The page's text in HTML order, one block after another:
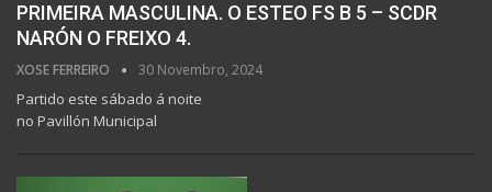
PRIMEIRA MASCULINA. O ESTEO FS B 5 – SCDR
NARÓN O FREIXO 4.
XOSE FERREIRO 30 Novembro, 2024
Partido este sábado á noite
no Pavillón Municipal